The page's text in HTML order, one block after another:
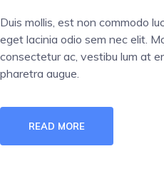
Duis mollis, est non commodo
eget lacinia odio sem nec elit.
consectetur ac, vestibu lum at
pharetra augue.
READ MORE